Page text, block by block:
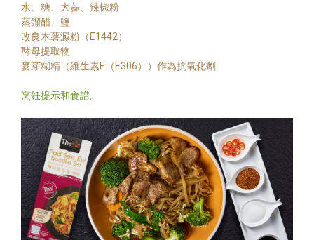
水、糖、大蒜、辣椒粉
蒸餾醋、鹽
改良木薯澱粉（E1442）
酵母提取物
麥芽糊精（維生素E（E306））作為抗氧化劑
烹饪提示和食譜。